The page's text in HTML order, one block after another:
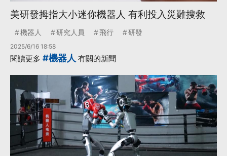
美研發拇指大小迷你機器人 有利投入災難搜救
機器人 研究人員 飛行 研發
2025/6/16 18:58
閱讀更多 #機器人 有關的新聞